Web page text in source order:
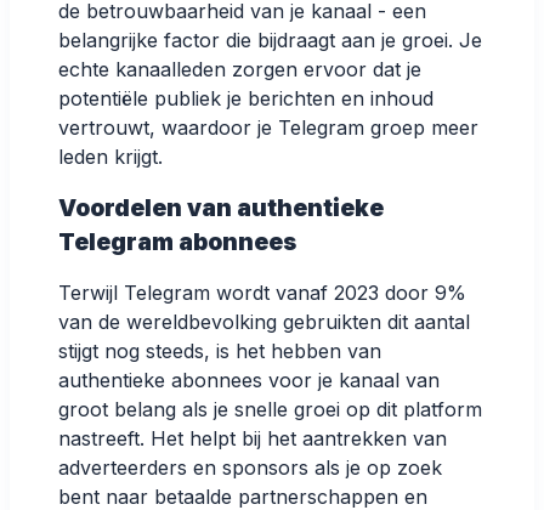
de betrouwbaarheid van je kanaal - een
belangrijke factor die bijdraagt aan je groei. Je
echte kanaalleden zorgen ervoor dat je
potentiële publiek je berichten en inhoud
vertrouwt, waardoor je Telegram groep meer
leden krijgt.
Voordelen van authentieke
Telegram abonnees
Terwijl Telegram wordt vanaf 2023 door 9%
van de wereldbevolking gebruikten dit aantal
stijgt nog steeds, is het hebben van
authentieke abonnees voor je kanaal van
groot belang als je snelle groei op dit platform
nastreeft. Het helpt bij het aantrekken van
adverteerders en sponsors als je op zoek
bent naar betaalde partnerschappen en